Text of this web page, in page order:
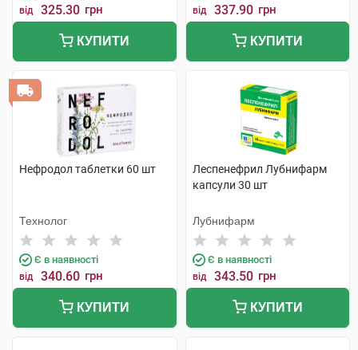
від 325.30 грн
КУПИТИ
від 337.90 грн
КУПИТИ
Нефродол таблетки 60 шт
Технолог
Є в наявності
від 340.60 грн
КУПИТИ
Леспенефрил Лубнифарм
капсули 30 шт
Лубнифарм
Є в наявності
від 343.50 грн
КУПИТИ